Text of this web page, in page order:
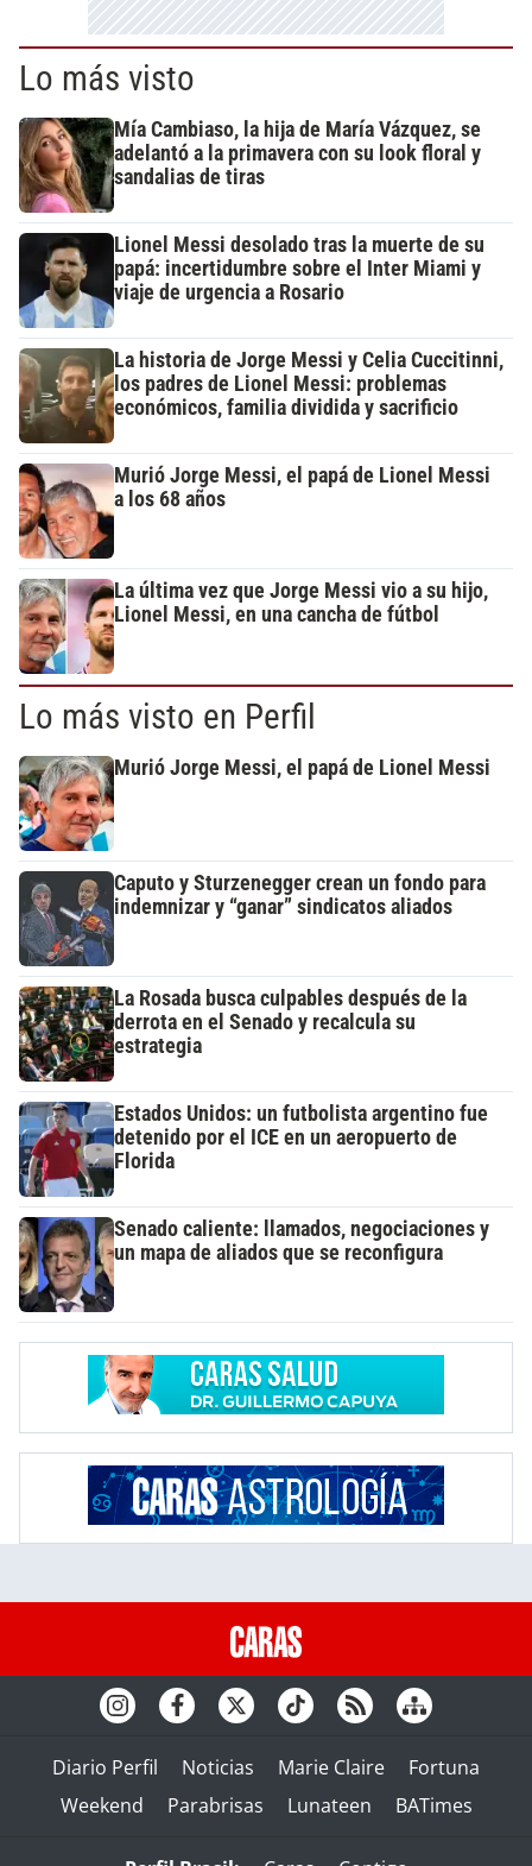
Lo más visto
Mía Cambiaso, la hija de María Vázquez, se
adelantó a la primavera con su look floral y
sandalias de tiras
Lionel Messi desolado tras la muerte de su
papá: incertidumbre sobre el Inter Miami y
viaje de urgencia a Rosario
La historia de Jorge Messi y Celia Cuccitinni,
los padres de Lionel Messi: problemas
económicos, familia dividida y sacrificio
Murió Jorge Messi, el papá de Lionel Messi
a los 68 años
La última vez que Jorge Messi vio a su hijo,
Lionel Messi, en una cancha de fútbol
Lo más visto en Perfil
Murió Jorge Messi, el papá de Lionel Messi
Caputo y Sturzenegger crean un fondo para
indemnizar y “ganar” sindicatos aliados
La Rosada busca culpables después de la
derrota en el Senado y recalcula su
estrategia
Estados Unidos: un futbolista argentino fue
detenido por el ICE en un aeropuerto de
Florida
Senado caliente: llamados, negociaciones y
un mapa de aliados que se reconfigura
Diario Perfil Noticias Marie Claire
Fortuna
Weekend
Parabrisas Lunateen BATimes